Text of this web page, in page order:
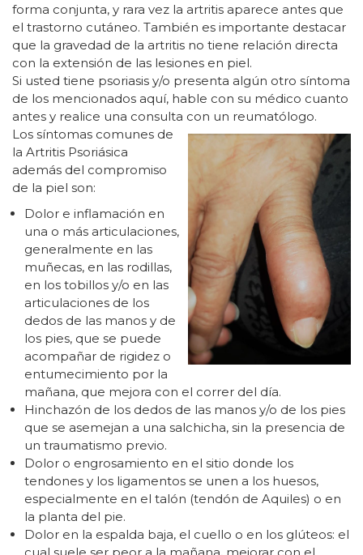
forma conjunta, y rara vez la artritis aparece antes que
el trastorno cutáneo. También es importante destacar
que la gravedad de la artritis no tiene relación directa
con la extensión de las lesiones en piel.
Si usted tiene psoriasis y/o presenta algún otro síntoma
de los mencionados aquí, hable con su médico cuanto
antes y realice una consulta con un reumatólogo.
Los síntomas comunes de
la Artritis Psoriásica
además del compromiso
de la piel son:
Dolor e inflamación en
una o más articulaciones,
generalmente en las
muñecas, en las rodillas,
en los tobillos y/o en las
articulaciones de los
dedos de las manos y de
los pies, que se puede
acompañar de rigidez o
entumecimiento por la
mañana, que mejora con el correr del día.
Hinchazón de los dedos de las manos y/o de los pies
que se asemejan a una salchicha, sin la presencia de
un traumatismo previo.
Dolor o engrosamiento en el sitio donde los
tendones y los ligamentos se unen a los huesos,
especialmente en el talón (tendón de Aquiles) o en
la planta del pie.
Dolor en la espalda baja, el cuello o en los glúteos: el